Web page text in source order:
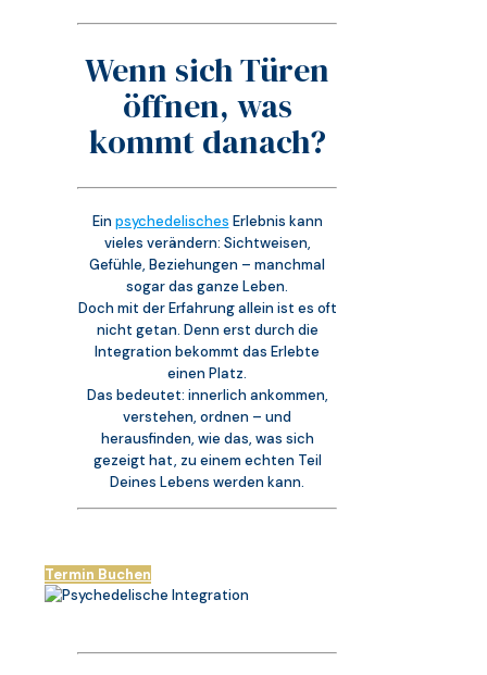
Wenn sich Türen
öffnen, was
kommt danach?
Ein psychedelisches Erlebnis kann
vieles verändern: Sichtweisen,
Gefühle, Beziehungen – manchmal
sogar das ganze Leben.
Doch mit der Erfahrung allein ist es oft
nicht getan. Denn erst durch die
Integration bekommt das Erlebte
einen Platz.
Das bedeutet: innerlich ankommen,
verstehen, ordnen – und
herausfinden, wie das, was sich
gezeigt hat, zu einem echten Teil
Deines Lebens werden kann.
Termin Buchen